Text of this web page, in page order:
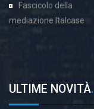
Fascicolo della
mediazione Italcase
ULTIME NOVITÀ.